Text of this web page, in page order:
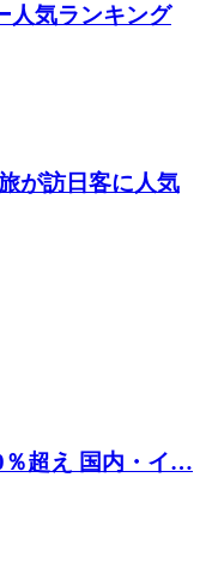
人気ランキング
が訪日客に人気
％超え 国内・イ…